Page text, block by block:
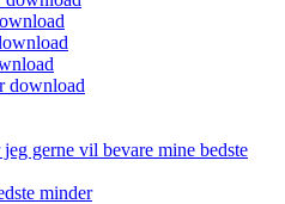
download
gerne vil bevare mine bedste
minder